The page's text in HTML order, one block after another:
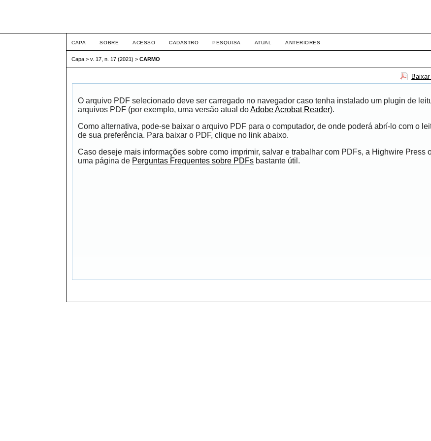
CAPA SOBRE ACESSO CADASTRO PESQUISA ATUAL ANTERIORES
Capa >v. 17, n. 17 (2021) >CARMO
O arquivo PDF selecionado deve ser carregado no navegador caso tenha instalado um plugin de
arquivos PDF (por exemplo, uma versão atual doAdobe Acrobat Reader).
Como alternativa, pode-se baixar o arquivo PDF para o computador, de onde poderá abrí-lo com o
de sua preferência. Para baixar o PDF, clique no link abaixo.
Caso deseje mais informações sobre como imprimir, salvar e trabalhar com PDFs, a Highwire Press
uma página de Perguntas Frequentes sobre PDFs bastante útil.